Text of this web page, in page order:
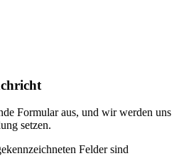
Formular aus, und wir werden uns
setzen.
Felder sind